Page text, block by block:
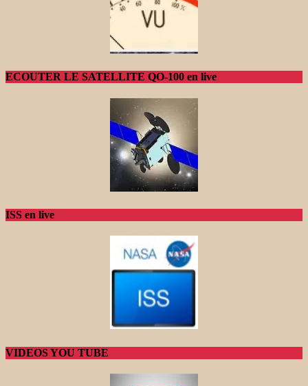
ECOUTER LE SATELLITE QO-100 en live
ISS en live
VIDEOS YOU TUBE